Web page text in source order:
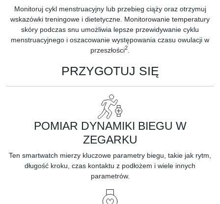
Monitoruj cykl menstruacyjny lub przebieg ciąży oraz otrzymuj
wskazówki treningowe i dietetyczne. Monitorowanie temperatury
skóry podczas snu umożliwia lepsze przewidywanie cyklu
menstruacyjnego i oszacowanie występowania czasu owulacji w
przeszłości2
PRZYGOTUJ SIĘ
POMIAR DYNAMIKI BIEGU W
ZEGARKU
Ten smartwatch mierzy kluczowe parametry biegu, takie jak rytm,
długość kroku, czas kontaktu z podłożem i wiele innych
parametrów.